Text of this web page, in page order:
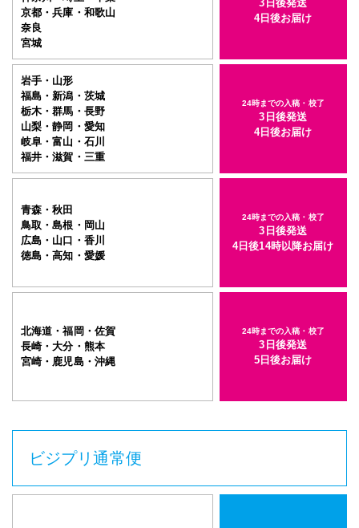
京都・兵庫・和歌山
奈良
宮城
3日後発送
4日後お届け
岩手・山形
福島・新潟・茨城
栃木・群馬・長野
山梨・静岡・愛知
岐阜・富山・石川
福井・滋賀・三重
24時までの入稿・校了
3日後発送
4日後お届け
青森・秋田
鳥取・島根・岡山
広島・山口・香川
徳島・高知・愛媛
24時までの入稿・校了
3日後発送
4日後14時以降お届け
北海道・福岡・佐賀
長崎・大分・熊本
宮崎・鹿児島・沖縄
24時までの入稿・校了
3日後発送
5日後お届け
ビジプリ通常便